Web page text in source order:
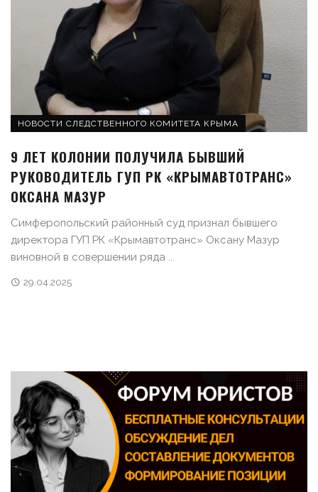
НОВОСТИ СЛЕДСТВЕННОГО КОМИТЕТА КРЫМА
9 ЛЕТ КОЛОНИИ ПОЛУЧИЛА БЫВШИЙ
РУКОВОДИТЕЛЬ ГУП РК «КРЫМАВТОТРАНС»
ОКСАНА МАЗУР
Симферопольский районный суд признал бывшего
директора ГУП РК «Крымавтотранс» Оксану Мазур
виновной в совершении ряда ...
29.04.2025